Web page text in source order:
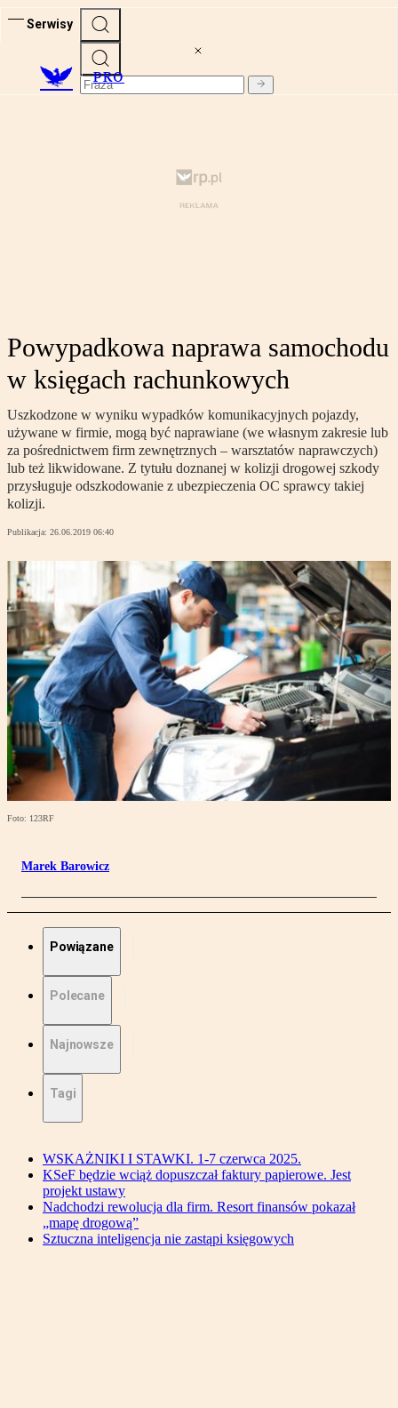
Serwisy
PRO
Powypadkowa naprawa samochodu
w księgach rachunkowych
Uszkodzone w wyniku wypadków komunikacyjnych pojazdy,
używane w firmie, mogą być naprawiane (we własnym zakresie lub
za pośrednictwem firm zewnętrznych – warsztatów naprawczych)
lub też likwidowane. Z tytułu doznanej w kolizji drogowej szkody
przysługuje odszkodowanie z ubezpieczenia OC sprawcy takiej
kolizji.
Publikacja: 26.06.2019 06:40
Foto: 123RF
Marek Barowicz
Powiązane
Polecane
Najnowsze
Tagi
WSKAŻNIKI I STAWKI. 1-7 czerwca 2025.
KSeF będzie wciąż dopuszczał faktury papierowe. Jest
projekt ustawy
Nadchodzi rewolucja dla firm. Resort finansów pokazał
„mapę drogową”
Sztuczna inteligencja nie zastąpi księgowych